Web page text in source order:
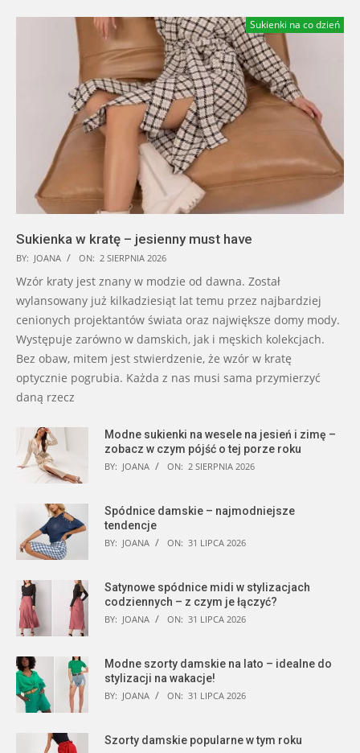
Sukienki na co dzień
Sukienka w kratę – jesienny must have
BY: JOANA ON: 2 SIERPNIA 2026
Wzór kraty jest znany w modzie od dawna. Został
wylansowany już kilkadziesiąt lat temu przez najbardziej
cenionych projektantów świata oraz największe domy mody.
Występuje zarówno w damskich, jak i męskich kolekcjach.
Bez obaw, mitem jest stwierdzenie, że wzór w kratę
optycznie pogrubia. Każda z nas musi sama przymierzyć
daną rzecz
Modne sukienki na wesele na jesień i zimę –
zobacz w czym pójść o tej porze roku
BY: JOANA ON: 2 SIERPNIA 2026
Spódnice damskie – najmodniejsze
tendencje
BY: JOANA ON: 31 LIPCA 2026
Satynowe spódnice midi w stylizacjach
codziennych – z czym je łączyć?
BY: JOANA ON: 31 LIPCA 2026
Modne szorty damskie na lato – idealne do
stylizacji na wakacje!
BY: JOANA ON: 31 LIPCA 2026
Szorty damskie popularne w tym roku